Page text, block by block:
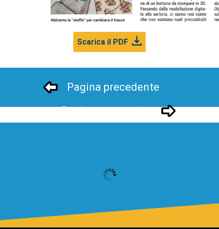
Scarica il PDF
Pagina precedente
Pagina successivo